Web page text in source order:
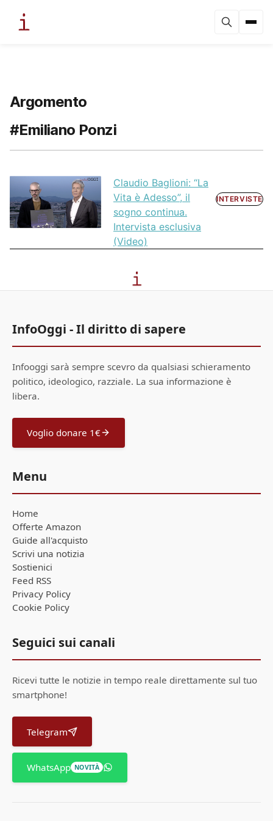
Argomento
#Emiliano Ponzi
Claudio Baglioni: “La
Vita è Adesso”, il
sogno continua.
Intervista esclusiva
(Video)
INTERVISTE
InfoOggi - Il diritto di sapere
Infooggi sarà sempre scevro da qualsiasi schieramento
politico, ideologico, razziale. La sua informazione è
libera.
Voglio donare 1€
Menu
Home
Offerte Amazon
Guide all'acquisto
Scrivi una notizia
Sostienici
Feed RSS
Privacy Policy
Cookie Policy
Seguici sui canali
Ricevi tutte le notizie in tempo reale direttamente sul tuo
smartphone!
Telegram
WhatsApp NOVITÀ